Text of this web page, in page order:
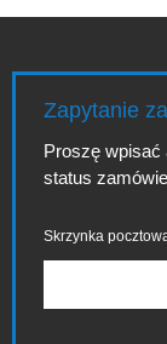
Zapytanie
Proszę wpisać
status
Skrzynka